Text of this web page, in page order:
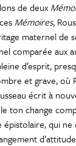
de deux
Mémoires,
maternel
comparée aux
d’esprit,
et grave, où
écrit à
ton change
épistolaire, qui